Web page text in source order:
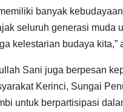
banyak
seluruh generasi muda
kelestarian budaya kita,”
Sani juga berpesan
Kerinci, Sungai
untuk berpartisipasi